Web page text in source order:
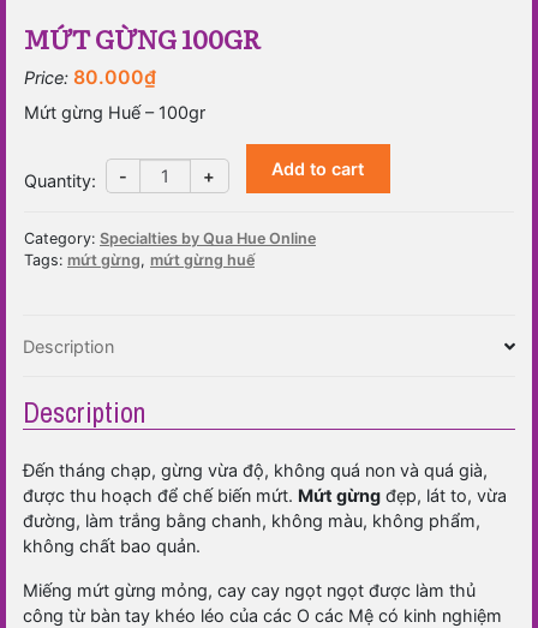
MỨT GỪNG 100GR
Price: 80.000₫
Mứt gừng Huế – 100gr
Quantity: -
Mứt
gừng
quantity
+ Add to cart
Category: Specialties by Qua Hue Online
Tags: mứt gừng, mứt gừng huế
Description
Description
Đến tháng chạp, gừng vừa độ, không quá non và quá già,
được thu hoạch để chế biến mứt. Mứt gừng đẹp, lát to, vừa
đường, làm trắng bằng chanh, không màu, không phẩm,
không chất bao quản.
Miếng mứt gừng mỏng, cay cay ngọt ngọt được làm thủ
công từ bàn tay khéo léo của các O các Mệ có kinh nghiệm